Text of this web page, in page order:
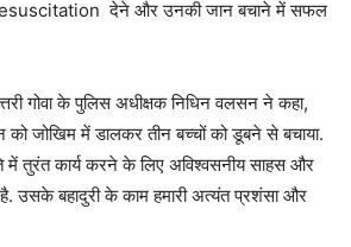
देने और उनकी जान बचाने में सफल
गोवा के पुलिस अधीक्षक निधिन वलसन ने कहा,
को जोखिम में डालकर तीन बच्चों को डूबने से बचाया.
में तुरंत कार्य करने के लिए अविश्वसनीय साहस और
है. उसके बहादुरी के काम हमारी अत्यंत प्रशंसा और